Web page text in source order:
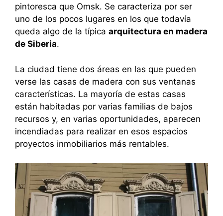
pintoresca que Omsk. Se caracteriza por ser
uno de los pocos lugares en los que todavía
queda algo de la típica arquitectura en madera
de Siberia.
La ciudad tiene dos áreas en las que pueden
verse las casas de madera con sus ventanas
características. La mayoría de estas casas
están habitadas por varias familias de bajos
recursos y, en varias oportunidades, aparecen
incendiadas para realizar en esos espacios
proyectos inmobiliarios más rentables.